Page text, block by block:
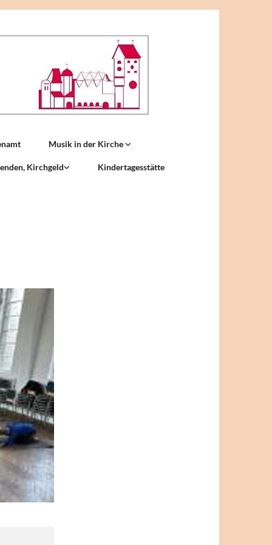
Musik in der Kirche
Kirchgeld Kindertagesstätte